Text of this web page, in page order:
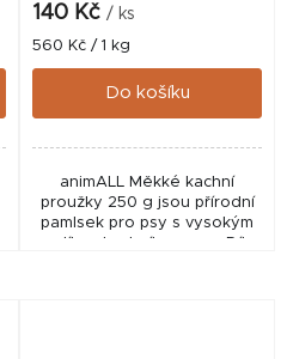
140 Kč / ks
Měrná
cena:
560 Kč / 1 kg
Do košíku
animALL Měkké kachní
proužky 250 g jsou přírodní
pamlsek pro psy s vysokým
podílem kachního masa. Díky